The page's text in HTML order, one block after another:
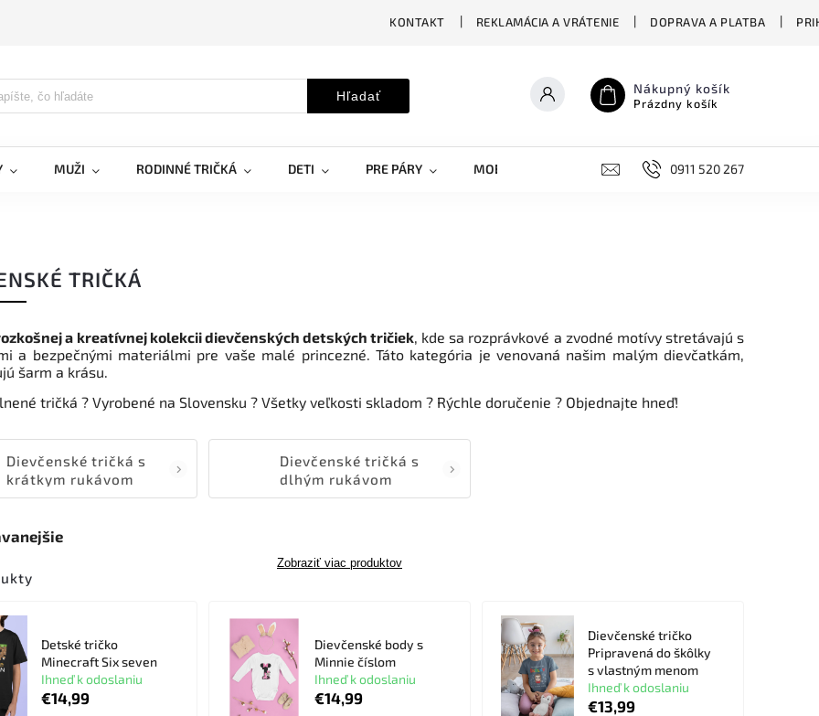
KONTAKT REKLAMÁCIA A VRÁTENIE DOPRAVA A PLATBA
Hľadať Nákupný košík
Prázdny košík
MUŽI RODINNÉ TRIČKÁ DETI PRE PÁRY MOBILNÉ KRYTY DOPLNKY STREET
0911 520 267
TRIČKÁ
a kreatívnej kolekcii dievčenských detských tričiek, kde sa rozprávkové a zvodné motívy stretávajú s
a bezpečnými materiálmi pre vaše malé princezné. Táto kategória je venovaná našim malým dievčatkám,
šarm a krásu.
tričká ? Vyrobené na Slovensku ? Všetky veľkosti skladom ? Rýchle doručenie ? Objednajte hneď!
Dievčenské tričká s
krátkym rukávom
Dievčenské tričká s
dlhým rukávom
Zobraziť viac produktov
Detské tričko
Minecraft Six seven
Ihneď k odoslaniu
€14,99
Dievčenské body s
Minnie číslom
Ihneď k odoslaniu
€14,99
Dievčenské tričko
Pripravená do škôlky
s vlastným menom
Ihneď k odoslaniu
€13,99